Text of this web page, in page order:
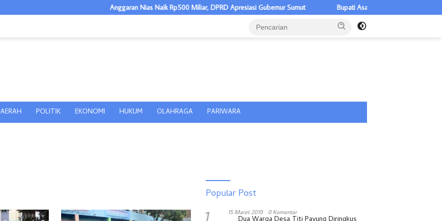
Anggaran Nias Naik Rp500 Miliar, DPRD Apresiasi Gubernur Sumut Bupati Asahan Warning OPD, Efisiensi Tidak
POLITIK EKONOMI HUKUM OLAHRAGA PARIWARA
Popular Post
15 Maret 2019 0 Komentar